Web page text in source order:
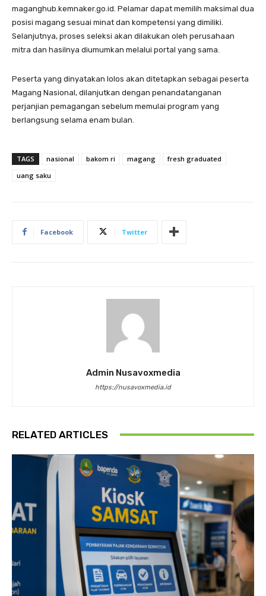
maganghub.kemnaker.go.id. Pelamar dapat memilih maksimal dua
posisi magang sesuai minat dan kompetensi yang dimiliki.
Selanjutnya, proses seleksi akan dilakukan oleh perusahaan
mitra dan hasilnya diumumkan melalui portal yang sama.
Peserta yang dinyatakan lolos akan ditetapkan sebagai peserta
Magang Nasional, dilanjutkan dengan penandatanganan
perjanjian pemagangan sebelum memulai program yang
berlangsung selama enam bulan.
TAGS nasional bakom ri magang
fresh graduated
uang saku
Facebook Twitter
Admin Nusavoxmedia
https://nusavoxmedia.id
RELATED ARTICLES